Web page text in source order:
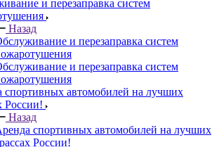
и перезаправка систем
Назад
и перезаправка систем
и перезаправка систем
спортивных автомобилей на лучших
России!
Назад
спортивных автомобилей на лучших
России!